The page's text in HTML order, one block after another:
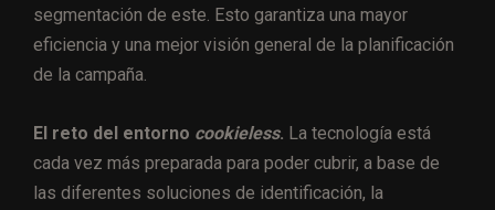
segmentación de este. Esto garantiza una mayor
eficiencia y una mejor visión general de la planificación
de la campaña.
El reto del entorno cookieless. La tecnología está
cada vez más preparada para poder cubrir, a base de
las diferentes soluciones de identificación, la